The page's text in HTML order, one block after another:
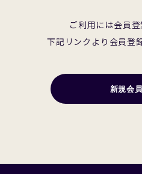
ご利用には会員登
下記リンクより会員登
新規会